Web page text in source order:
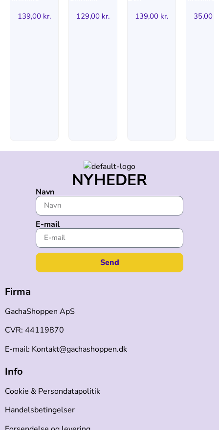
139,00 kr. 129,00 kr. 139,00 kr. 35,00
NYHEDER
Navn
E-mail
Send
Firma
GachaShoppen ApS
CVR: 44119870
E-mail: Kontakt@gachashoppen.dk
Info
Cookie & Persondatapolitik
Handelsbetingelser